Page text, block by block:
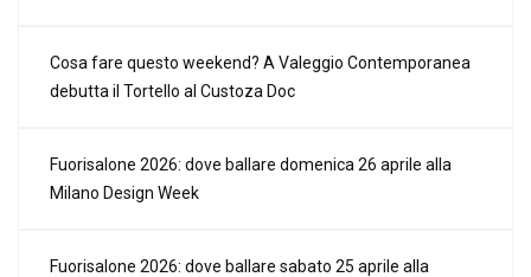
Cosa fare questo weekend? A Valeggio Contemporanea
debutta il Tortello al Custoza Doc
Fuorisalone 2026: dove ballare domenica 26 aprile alla
Milano Design Week
Fuorisalone 2026: dove ballare sabato 25 aprile alla